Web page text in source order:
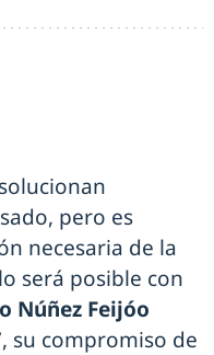
pero es
necesaria de la
será posible con
Núñez Feijóo
su compromiso de